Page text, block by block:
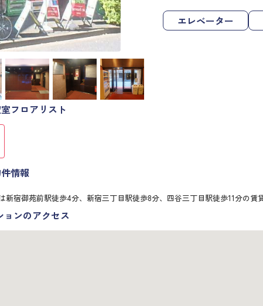
エレベーター
フロアリスト
情報
宿御苑前駅徒歩4分、新宿三丁目駅徒歩8分、四谷三丁目駅徒歩11分の賃
ョンのアクセス